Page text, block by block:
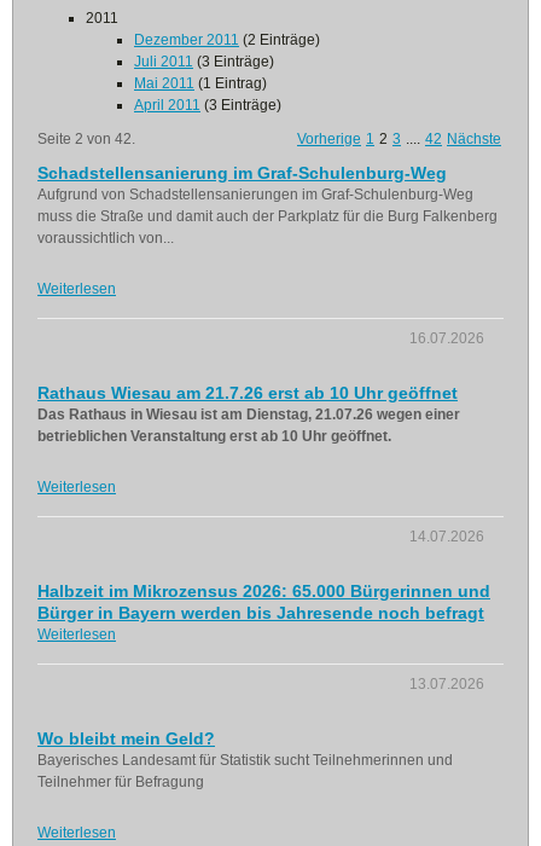
2011
Dezember 2011 (2 Einträge)
Juli 2011 (3 Einträge)
Mai 2011 (1 Eintrag)
April 2011 (3 Einträge)
Seite 2 von 42.
Vorherige 1 2 3 .... 42 Nächste
Schadstellensanierung im Graf-Schulenburg-Weg
Aufgrund von Schadstellensanierungen im Graf-Schulenburg-Weg
muss die Straße und damit auch der Parkplatz für die Burg Falkenberg
voraussichtlich von...
Weiterlesen
16.07.2026
Rathaus Wiesau am 21.7.26 erst ab 10 Uhr geöffnet
Das Rathaus in Wiesau ist am Dienstag, 21.07.26 wegen einer
betrieblichen Veranstaltung erst ab 10 Uhr geöffnet.
Weiterlesen
14.07.2026
Halbzeit im Mikrozensus 2026: 65.000 Bürgerinnen und
Bürger in Bayern werden bis Jahresende noch befragt
Weiterlesen
13.07.2026
Wo bleibt mein Geld?
Bayerisches Landesamt für Statistik sucht Teilnehmerinnen und
Teilnehmer für Befragung
Weiterlesen